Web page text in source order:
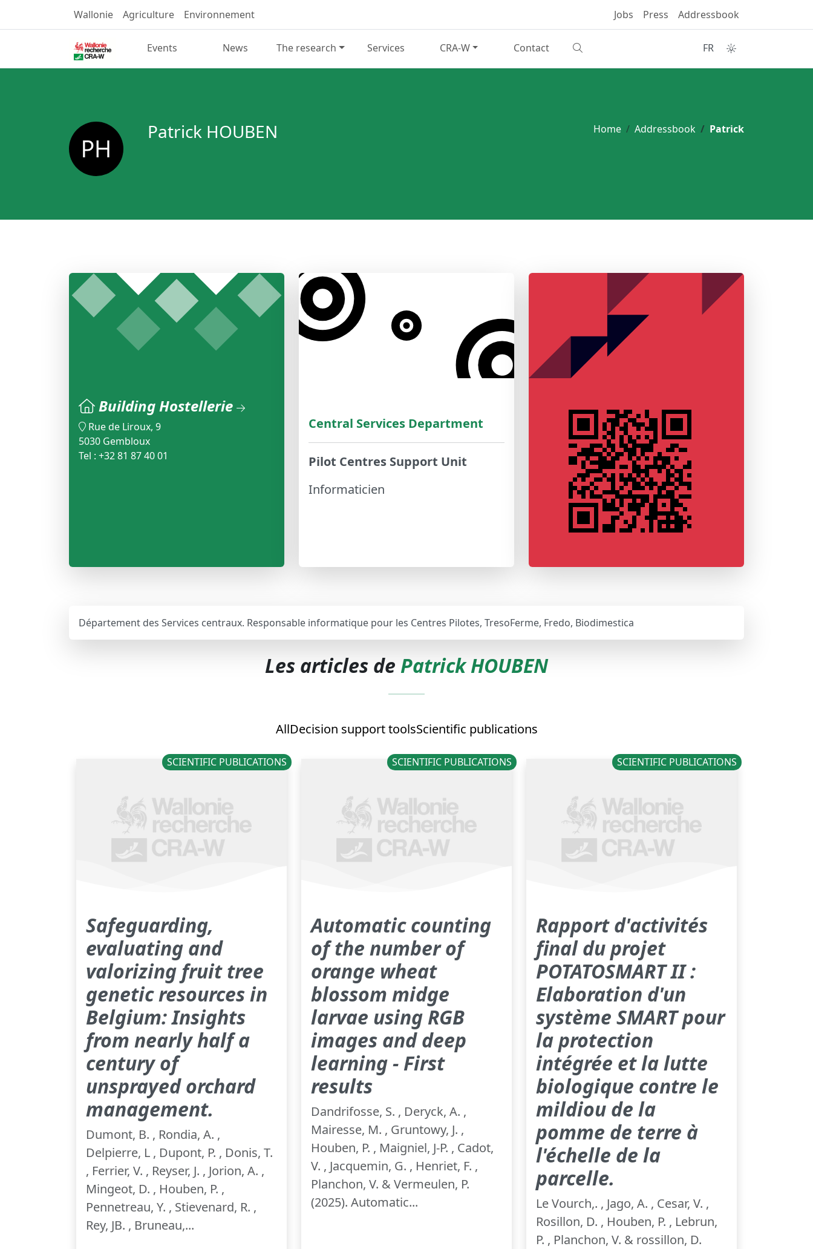
Wallonie Agriculture Environnement Jobs Press Addressbook
Events News The research Services CRA-W Contact FR
Home Addressbook Patrick
Patrick HOUBEN
Building Hostellerie
Rue de Liroux, 9
5030 Gembloux
Tel : +32 81 87 40 01
Central Services Department
Pilot Centres Support Unit
Informaticien
Département des Services centraux. Responsable informatique pour les Centres Pilotes, TresoFerme, Fredo, Biodimestica
Les articles de Patrick HOUBEN
AllDecision support toolsScientific publications
SCIENTIFIC PUBLICATIONS
Safeguarding,
evaluating and
valorizing fruit tree
genetic resources in
Belgium: Insights
from nearly half a
century of
unsprayed orchard
management.
Dumont, B. , Rondia, A. ,
Delpierre, L , Dupont, P. , Donis, T.
, Ferrier, V. , Reyser, J. , Jorion, A. ,
Mingeot, D. , Houben, P. ,
Pennetreau, Y. , Stievenard, R. ,
Rey, JB. , Bruneau,...
SCIENTIFIC PUBLICATIONS
Automatic counting
of the number of
orange wheat
blossom midge
larvae using RGB
images and deep
learning - First
results
Dandrifosse, S. , Deryck, A. ,
Mairesse, M. , Gruntowy, J. ,
Houben, P. , Maigniel, J-P. , Cadot,
V. , Jacquemin, G. , Henriet, F. ,
Planchon, V. & Vermeulen, P.
(2025). Automatic...
SCIENTIFIC PUBLICATIONS
Rapport d'activités
final du projet
POTATOSMART II :
Elaboration d'un
système SMART pour
la protection
intégrée et la lutte
biologique contre le
mildiou de la
pomme de terre à
l'échelle de la
parcelle.
Le Vourch,. , Jago, A. , Cesar, V. ,
Rosillon, D. , Houben, P. , Lebrun,
P. , Planchon, V. & rossillon, D.